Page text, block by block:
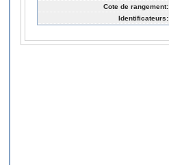
Cote de rangement:
Identificateurs: